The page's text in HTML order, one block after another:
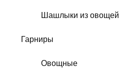
Шашлыки из овощей
Гарниры
Овощные